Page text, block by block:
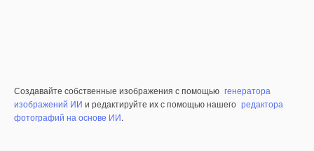
Создавайте собственные изображения с помощью генератора
изображений ИИ и редактируйте их с помощью нашего редактора
фотографий на основе ИИ.